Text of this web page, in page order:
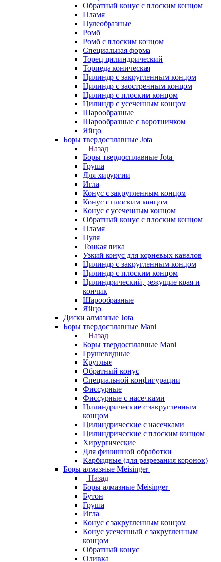
Обратный конус с плоским концом
Пламя
Пулеобразные
Ромб
Ромб с плоским концом
Специальная форма
Торец цилиндрический
Торпеда коническая
Цилиндр с закругленным концом
Цилиндр с заостренным концом
Цилиндр с плоским концом
Цилиндр с усеченным концом
Шарообразные
Шарообразные с воротничком
Яйцо
Боры твердосплавные Jota
Назад
Боры твердосплавные Jota
Груша
Для хирургии
Игла
Конус с закругленным концом
Конус с плоским концом
Конус с усеченным концом
Обратный конус с плоским концом
Пламя
Пуля
Тонкая пика
Узкий конус для корневых каналов
Цилиндр с закругленным концом
Цилиндр с плоским концом
Цилиндрический, режущие края и
кончик
Шарообразные
Яйцо
Диски алмазные Jota
Боры твердосплавные Mani
Назад
Боры твердосплавные Mani
Грушевидные
Круглые
Обратный конус
Специальной конфигурации
Фиссурные
Фиссурные с насечками
Цилиндрические с закругленным
концом
Цилиндрические с насечками
Цилиндрические с плоским концом
Хирургические
Для финишной обработки
Карбидные (для разрезания коронок)
Боры алмазные Meisinger
Назад
Боры алмазные Meisinger
Бутон
Груша
Игла
Конус c закругленным концом
Конус усеченный c закругленным
концом
Обратный конус
Оливка